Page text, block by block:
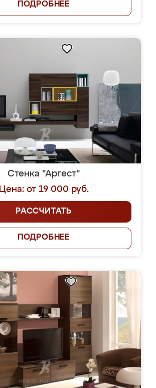
ПОДРОБНЕЕ
Стенка "Аргест"
Цена: от 19 000 руб.
РАССЧИТАТЬ
ПОДРОБНЕЕ